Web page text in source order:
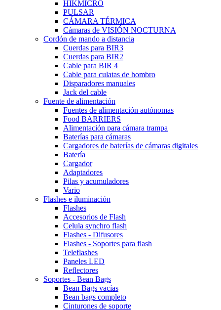
HIKMICRO
PULSAR
CÁMARA TÉRMICA
Cámaras de VISIÓN NOCTURNA
Cordón de mando a distancia
Cuerdas para BIR3
Cuerdas para BIR2
Cable para BIR 4
Cable para culatas de hombro
Disparadores manuales
Jack del cable
Fuente de alimentación
Fuentes de alimentación autónomas
Food BARRIERS
Alimentación para cámara trampa
Baterías para cámaras
Cargadores de baterías de cámaras digitales
Batería
Cargador
Adaptadores
Pilas y acumuladores
Vario
Flashes e iluminación
Flashes
Accesorios de Flash
Celula synchro flash
Flashes - Difusores
Flashes - Soportes para flash
Teleflashes
Paneles LED
Reflectores
Soportes - Bean Bags
Bean Bags vacías
Bean bags completo
Cinturones de soporte